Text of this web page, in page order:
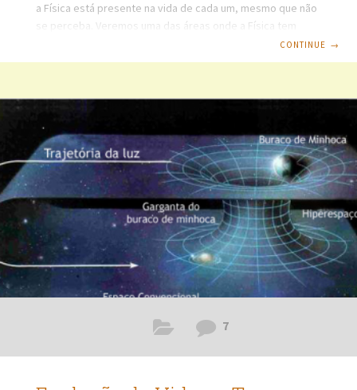
a Física está presente na vida de cada um, mesmo que não
se perceba. Veremos uma das áreas onde a Física tem
direta e, indiretamente, muitas aplicações. Trata-se de
indústrias do petróleo que, por natureza, agrega valores
pessoal, tendo em vista exigir pessoal com alto
conhecimento e dispositivos de alta tecnologia. Por ter
aplicações diversas e estar praticamente em todas as
atividades do planeta, veremos de forma histórica, origem,
formação, fases,
CONTINUE →
7